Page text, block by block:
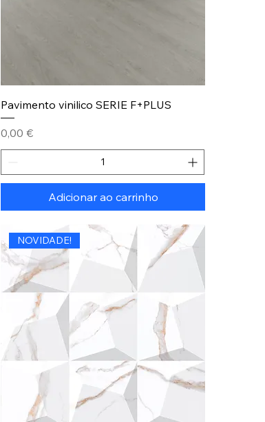
Pavimento vinilico SERIE F+PLUS
Preço
0,00 €
Adicionar ao carrinho
NOVIDADE!